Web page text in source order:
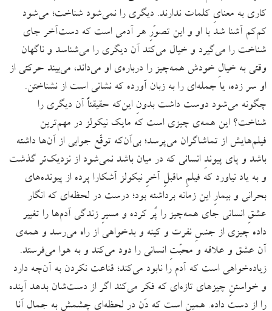
کاری به معنایِ کلمات ندارند. دیگری را نمی‌شود شناخت؛ می‌شود
کم‌کم آشنا شد با او و این تصوّرِ هر آدمی‌ است که دست‌آخر جای
شناخت را می‌گیرد و خیال می‌کند آن دیگری را می‌شناسد و ناگهان
وقتی به خیالِ خودش همه‌چیز را درباره‌ی او می‌داند، می‌بیند حرکتی از
او سر زده، یا جمله‌ای را به زبان ‌آورده که نشانی‌ است از نشناختن.
چگونه می‌شود دوست داشت بدونِ این‌که حقیقتاً آن دیگری را
شناخت؟ این همه‌ی چیزی است که مایک نیکولز در مهم‌ترین
فیلم‌هایش از تماشاگران می‌پرسد؛ بی‌آن‌که توقّع جوابی از آن‌ها داشته
باشد و پای پیوندِ انسانی که در میان باشد نمی‌شود از نزدیک‌تر گذشت
و به یاد نیاورد که فیلمِ ماقبلِ آخرِ نیکولز آشکارا پرده از پیونده‌های
بحرانی و بیمارِ این زمانه برداشته بود؛ درست در لحظه‌ای که انگار
عشقِ انسانی جای همه‌چیز را پُر کرده و مسیرِ زندگی آدم‌ها را تغییر
داده چیزی از جنسِ نفرت و کینه و بدخواهی از راه می‌رسد و همه‌ی
آن عشق و علاقه و محبّتِ انسانی را دود می‌کند و به هوا می‌فرستد.
زیاده‌خواهی است که آدم را نابود می‌کند؛ قناعت نکردن به آن‌چه دارد
و خواستنِ چیزهای تازه‌ای که فکر می‌کند اگر از دست‌شان بدهد آینده
را از دست داده. همین است که دَن در لحظه‌ای چشمش به جمالِ آنا